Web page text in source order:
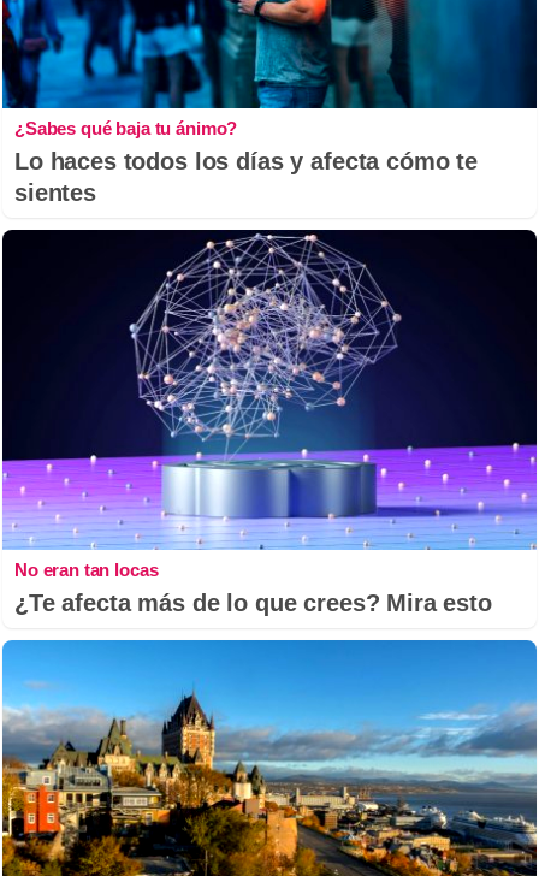
¿Sabes qué baja tu ánimo?
Lo haces todos los días y afecta cómo te
sientes
No eran tan locas
¿Te afecta más de lo que crees? Mira esto